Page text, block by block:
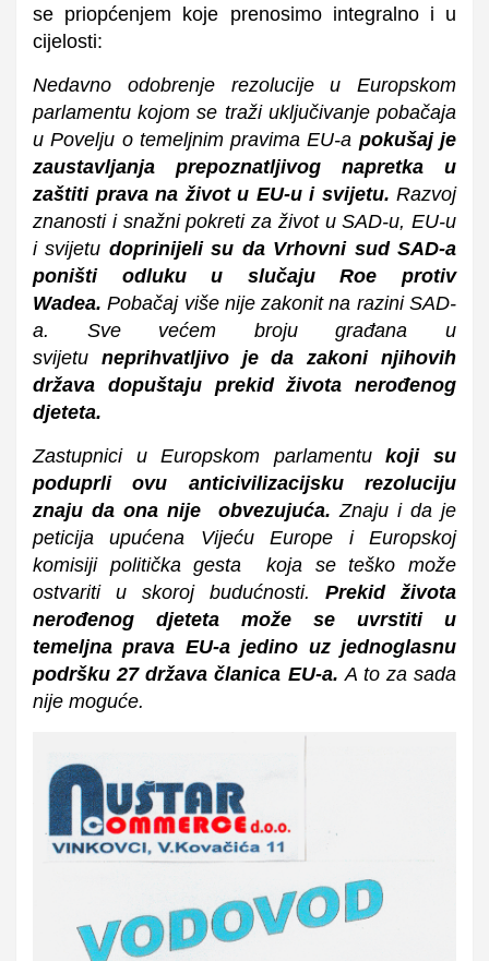
se priopćenjem koje prenosimo integralno i u
cijelosti:
Nedavno odobrenje rezolucije u Europskom
parlamentu kojom se traži uključivanje pobačaja
u Povelju o temeljnim pravima EU-a pokušaj je
zaustavljanja prepoznatljivog napretka u
zaštiti prava na život u EU-u i svijetu. Razvoj
znanosti i snažni pokreti za život u SAD-u, EU-u
i svijetu doprinijeli su da Vrhovni sud SAD-a
poništi odluku u slučaju Roe protiv
Wadea. Pobačaj više nije zakonit na razini SAD-
a. Sve većem broju građana u
svijetu neprihvatljivo je da zakoni njihovih
država dopuštaju prekid života nerođenog
djeteta.
Zastupnici u Europskom parlamentukoji su
poduprli ovu anticivilizacijsku rezoluciju
znaju da ona nije obvezujuća. Znaju i da je
peticija upućena Vijeću Europe i Europskoj
komisiji politička gesta koja se teško može
ostvariti u skoroj budućnosti. Prekid života
nerođenog djeteta može se uvrstiti u
temeljna prava EU-a jedino uz jednoglasnu
podršku 27 država članica EU-a. A to za sada
nije moguće.